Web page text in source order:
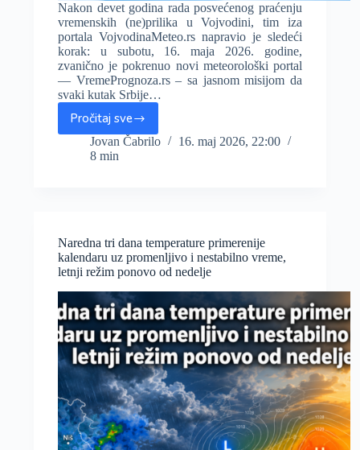
Nakon devet godina rada posvećenog praćenju
vremenskih (ne)prilika u Vojvodini, tim iza
portala VojvodinaMeteo.rs napravio je sledeći
korak: u subotu, 16. maja 2026. godine,
zvanično je pokrenuo novi meteorološki portal
— VremePrognoza.rs – sa jasnom misijom da
svaki kutak Srbije…
Pročitaj sveVojvodinaMeteo
lansirao
VremePrognoza.rs
prognoza
za
celu
Jovan Čabrilo
16. maj 2026, 22:00
8 min
Naredna tri dana temperature primerenije
kalendaru uz promenljivo i nestabilno vreme,
letnji režim ponovo od nedelje